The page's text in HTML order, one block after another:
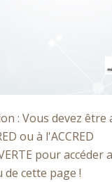
: Vous devez être
ou à l'ACCRED
pour accéder
de cette page !